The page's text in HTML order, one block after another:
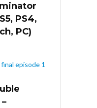
PS4,
PC)